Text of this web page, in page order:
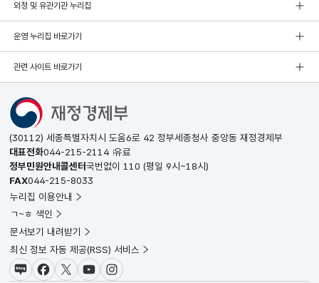
외청 및 유관기관 누리집
운영 누리집 바로가기
관련 사이트 바로가기
(30112) 세종특별자치시 도움6로 42 정부세종청사 중앙동 재정경제부
대표전화044-215-2114 유료
정부민원안내콜센터국번없이 110 (평일 9시~18시)
FAX044-215-8033
누리집 이용안내
ㄱ~ㅎ 색인
문서보기 내려받기
최신 정보 자동 제공(RSS) 서비스
블로그페이스북X(트위터)유튜브인스타그램